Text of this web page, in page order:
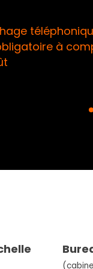
/
à compter